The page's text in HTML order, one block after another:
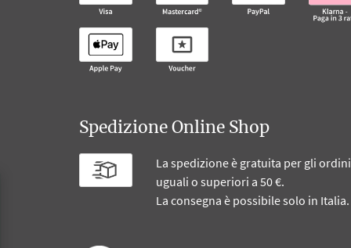
Spedizione Online Shop
La spedizione è gratuita per gli ordini
uguali o superiori a 50 €.
La consegna è possibile solo in Italia.